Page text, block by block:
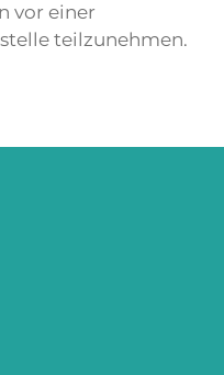
vor einer
teilzunehmen.